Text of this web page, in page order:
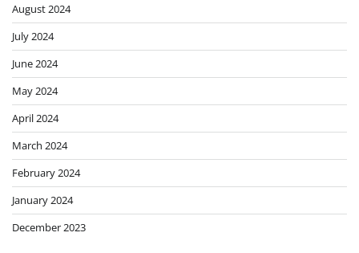
August 2024
July 2024
June 2024
May 2024
April 2024
March 2024
February 2024
January 2024
December 2023